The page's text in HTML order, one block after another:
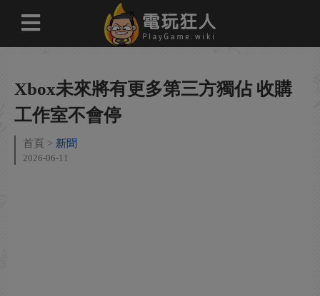
Xbox未來將有更多第三方獨佔 收購
工作室不會停
首頁 新聞
2026-06-11